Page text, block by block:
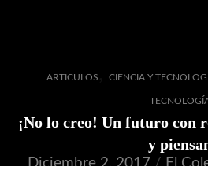
ARTICULOS CIENCIA Y
¡No lo creo! Un futuro con
y
Diciembre 2, 2017 El